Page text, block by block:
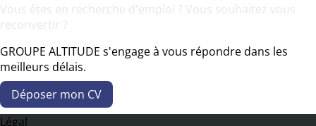
Vous êtes en recherche d'emploi ? Vous souhaitez vous
reconvertir ?
GROUPE ALTITUDE s'engage à vous répondre dans les
meilleurs délais.
Déposer mon CV
Légal